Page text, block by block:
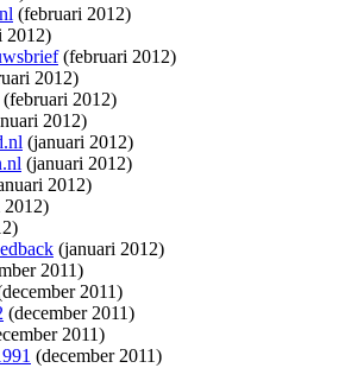
(februari 2012)
2012)
(februari 2012)
2012)
(februari 2012)
2012)
(januari 2012)
(januari 2012)
2012)
(januari 2012)
2011)
2011)
(december 2011)
2011)
(december 2011)